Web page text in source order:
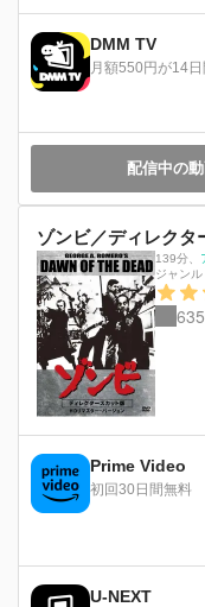
は、
え
の
飼い
DMM TV
月額550円が14日
配信中の
ゾンビ／ディレクタ
139分
ジャンル
Prime Video
初回30日間無料
U-NEXT